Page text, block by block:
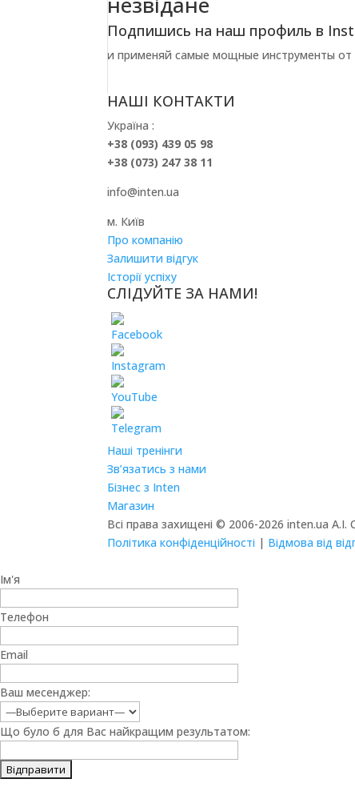
Подпишись на наш профиль в
и применяй самые мощные инструменты от
НАШІ КОНТАКТИ
Україна :
+38 (093) 439 05 98
+38 (073) 247 38 11
info@inten.ua
м. Київ
Про компанію
Залишити відгук
Історії успіху
СЛІДУЙТЕ ЗА НАМИ!
Наші тренінги
Зв’язатись з нами
Бізнес з Inten
Магазин
Всі права захищені © 2006-2026 inten.ua А.І.
Політика конфіденційності | Відмова від
Ім'я
Телефон
Email
Ваш месенджер:
Що було б для Вас найкращим результатом: